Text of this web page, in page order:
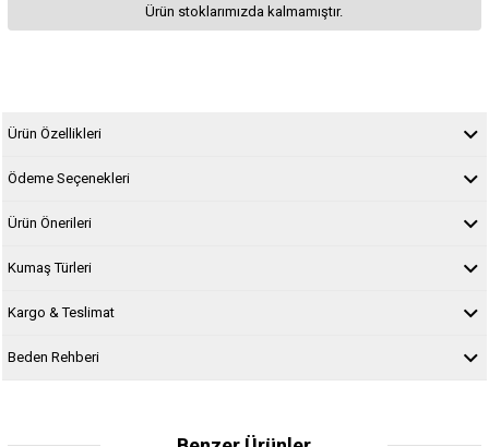
Ürün stoklarımızda kalmamıştır.
Ürün Özellikleri
Ödeme Seçenekleri
Ürün Önerileri
Kumaş Türleri
Kargo & Teslimat
Beden Rehberi